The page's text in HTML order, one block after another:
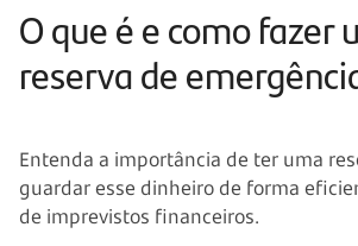
O que é e como fazer
reserva de
Entenda a importância de ter uma
guardar esse dinheiro de forma
de imprevistos financeiros.